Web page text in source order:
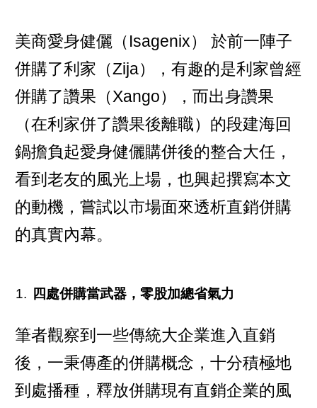
美商愛身健儷（Isagenix） 於前一陣子
併購了利家（Zija），有趣的是利家曾經
併購了讚果（Xango），而出身讚果
（在利家併了讚果後離職）的段建海回
鍋擔負起愛身健儷購併後的整合大任，
看到老友的風光上場，也興起撰寫本文
的動機，嘗試以市場面來透析直銷併購
的真實內幕。
四處併購當武器，零股加總省氣力
筆者觀察到一些傳統大企業進入直銷
後，一秉傳產的併購概念，十分積極地
到處播種，釋放併購現有直銷企業的風